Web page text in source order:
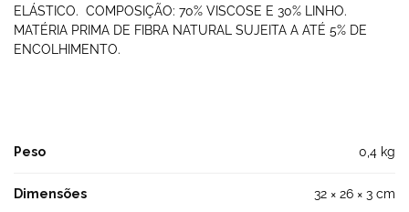
ELÁSTICO. COMPOSIÇÃO: 70% VISCOSE E 30% LINHO.
MATÉRIA PRIMA DE FIBRA NATURAL SUJEITA A ATÉ 5% DE
ENCOLHIMENTO.
Peso 0,4 kg
Dimensões 32 × 26 × 3 cm